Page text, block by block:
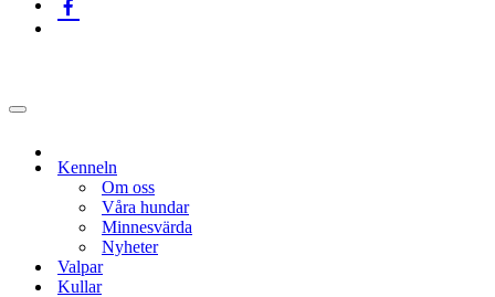
Navigeringsmeny
Kenneln
Om oss
Våra hundar
Minnesvärda
Nyheter
Valpar
Kullar